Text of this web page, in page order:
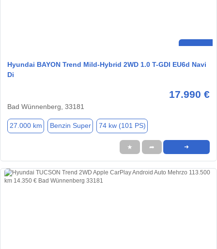
Hyundai BAYON Trend Mild-Hybrid 2WD 1.0 T-GDI EU6d Navi
Di
17.990 €
Bad Wünnenberg, 33181
27.000 km Benzin Super 74 kw (101 PS)
★ ➦ ➜